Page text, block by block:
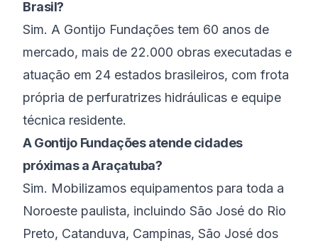
Brasil?
Sim. A Gontijo Fundações tem 60 anos de
mercado, mais de 22.000 obras executadas e
atuação em 24 estados brasileiros, com frota
própria de perfuratrizes hidráulicas e equipe
técnica residente.
A Gontijo Fundações atende cidades
próximas a Araçatuba?
Sim. Mobilizamos equipamentos para toda a
Noroeste paulista, incluindo São José do Rio
Preto, Catanduva, Campinas, São José dos